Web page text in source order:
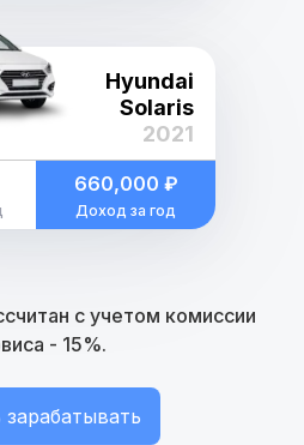
Hyundai
Solaris
2021
660,000 ₽
Доход за год
с учетом комиссии
- 15%.
зарабатывать